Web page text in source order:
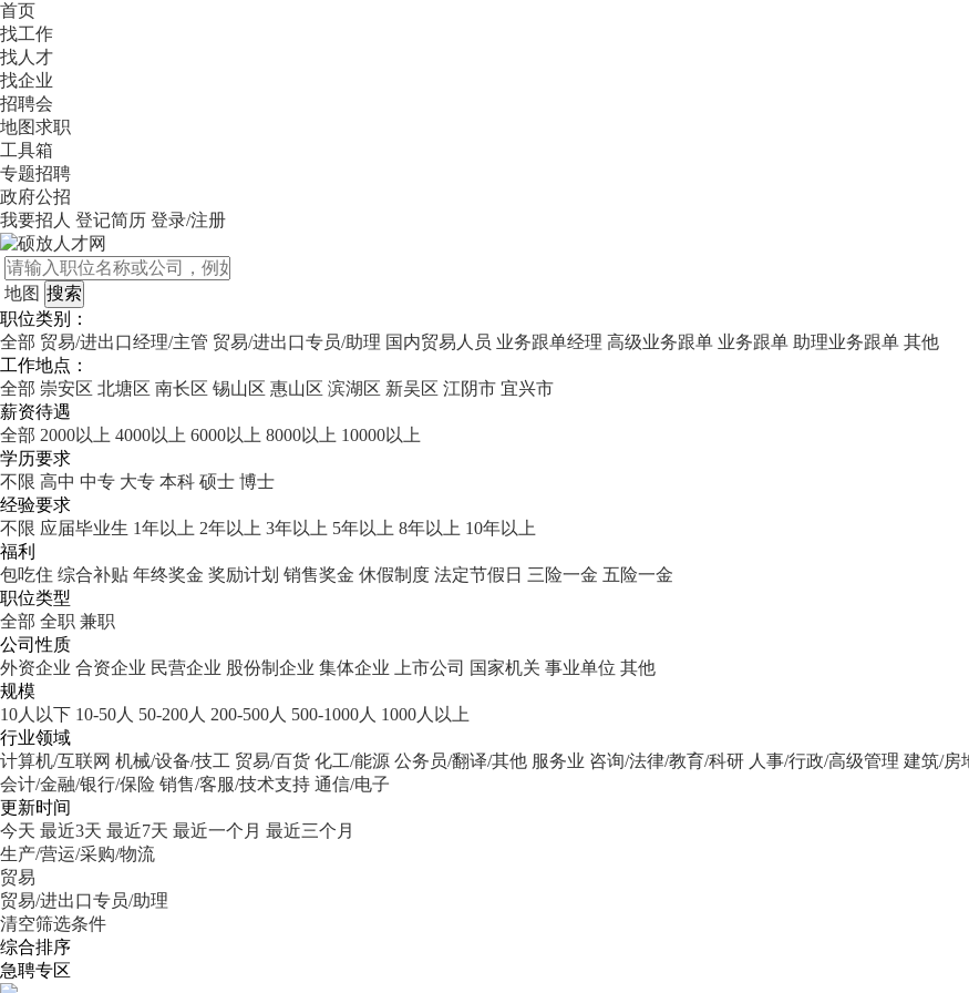
首页
找工作
找人才
找企业
招聘会
地图求职
工具箱
专题招聘
政府公招
我要招人 登记简历 登录/注册
地图
职位类别：
全部 贸易/进出口经理/主管 贸易/进出口专员/助理 国内贸易人员 业务跟单经理 高级业务跟单 业务跟单 助理业务跟单 其他
工作地点：
全部 崇安区 北塘区 南长区 锡山区 惠山区 滨湖区 新吴区 江阴市 宜兴市
薪资待遇
全部 2000以上 4000以上 6000以上 8000以上 10000以上
学历要求
不限 高中 中专 大专 本科 硕士 博士
经验要求
不限 应届毕业生 1年以上 2年以上 3年以上 5年以上 8年以上 10年以上
福利
包吃住 综合补贴 年终奖金 奖励计划 销售奖金 休假制度 法定节假日 三险一金 五险一金
职位类型
全部 全职 兼职
公司性质
外资企业 合资企业 民营企业 股份制企业 集体企业 上市公司 国家机关 事业单位 其他
规模
10人以下 10-50人 50-200人 200-500人 500-1000人 1000人以上
行业领域
计算机/互联网 机械/设备/技工 贸易/百货 化工/能源 公务员/翻译/其他 服务业 咨询/法律/教育/科研 人事/行政/高级管理 建筑/房
会计/金融/银行/保险 销售/客服/技术支持 通信/电子
更新时间
今天 最近3天 最近7天 最近一个月 最近三个月
生产/营运/采购/物流
贸易
贸易/进出口专员/助理
清空筛选条件
综合排序
急聘专区